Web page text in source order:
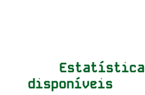
disponíveis